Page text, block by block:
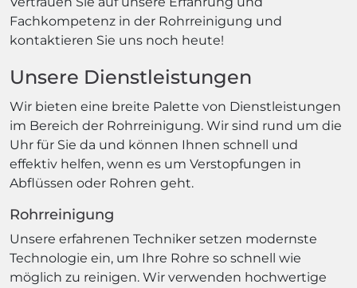
Fachkompetenz in der Rohrreinigung und
kontaktieren Sie uns noch heute!
Unsere Dienstleistungen
Wir bieten eine breite Palette von Dienstleistungen
im Bereich der Rohrreinigung. Wir sind rund um die
Uhr für Sie da und können Ihnen schnell und
effektiv helfen, wenn es um Verstopfungen in
Abflüssen oder Rohren geht.
Rohrreinigung
Unsere erfahrenen Techniker setzen modernste
Technologie ein, um Ihre Rohre so schnell wie
möglich zu reinigen. Wir verwenden hochwertige